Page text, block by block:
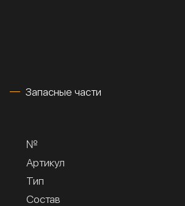
Запасные части
№
Артикул
Тип
Состав